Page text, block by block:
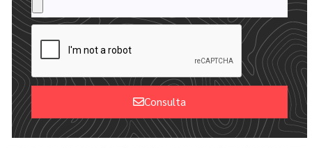
cubo informal vaquero, ¡el accesorio ideal! El
material de este adorable gorro bucket ofrece
calidez y estilo a la vez, y su forma redondeada
asegura que permanecerá en tu cabeza sin
importar las actividades o los días ajetreados que
Consulta
Alternative: